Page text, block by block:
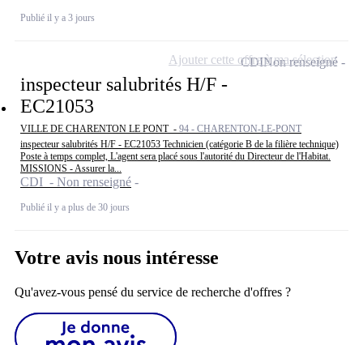
Publié il y a 3 jours
inspecteur salubrités H/F -
EC21053
VILLE DE CHARENTON LE PONT - 94 - CHARENTON-LE-PONT
inspecteur salubrités H/F - EC21053 Technicien (catégorie B de la filière technique)
Poste à temps complet, L'agent sera placé sous l'autorité du Directeur de l'Habitat.
MISSIONS - Assurer la...
CDI - Non renseigné
Publié il y a plus de 30 jours
CDINon renseigné
Ajouter cette offre à ma sélection
Votre avis nous intéresse
Qu'avez-vous pensé du service de recherche d'offres ?